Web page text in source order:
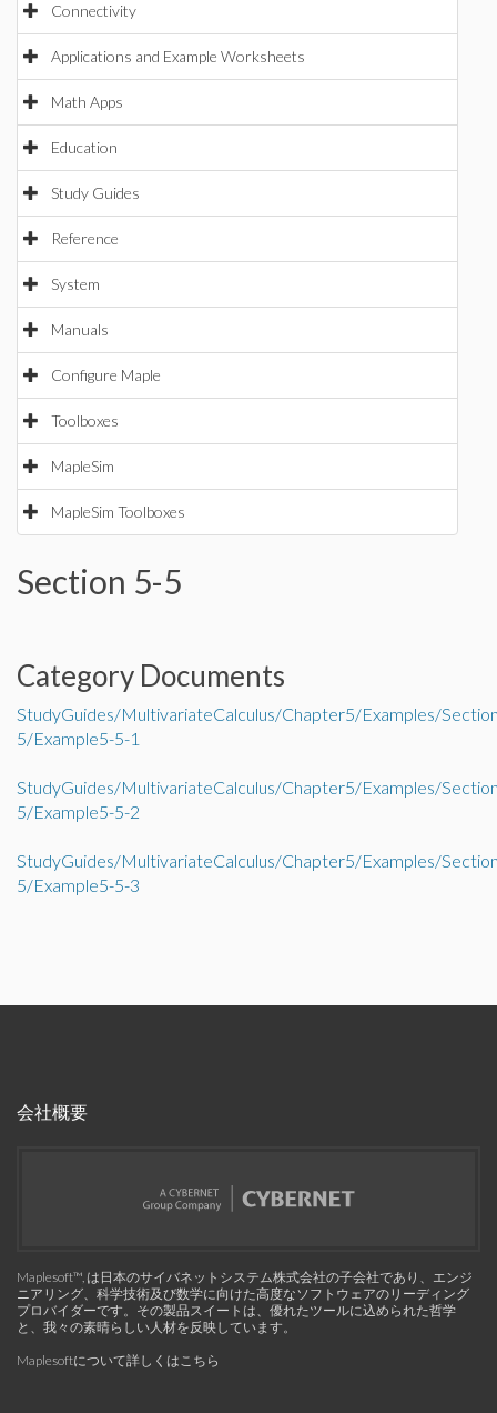
Connectivity
Applications and Example Worksheets
Math Apps
Education
Study Guides
Reference
System
Manuals
Configure Maple
Toolboxes
MapleSim
MapleSim Toolboxes
Section 5-5
Category Documents
StudyGuides/MultivariateCalculus/Chapter5/Examples/
5/Example5-5-1
StudyGuides/MultivariateCalculus/Chapter5/Examples/
5/Example5-5-2
StudyGuides/MultivariateCalculus/Chapter5/Examples/
5/Example5-5-3
会社概要
Maplesoft™, は日本のサイバネットシステム株式会社の子会社であり、エンジ
ニアリング、科学技術及び数学に向けた高度なソフトウェアのリーディング
プロバイダーです。その製品スイートは、優れたツールに込められた哲学
と、我々の素晴らしい人材を反映しています。
Maplesoftについて詳しくはこちら